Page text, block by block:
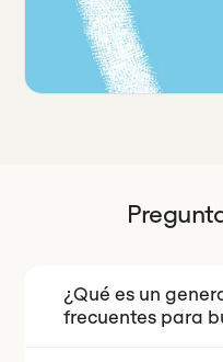
¿Qué es un
frecuentes para